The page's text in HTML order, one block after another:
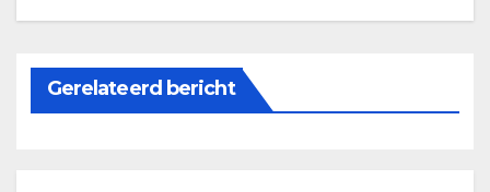
Gerelateerd bericht